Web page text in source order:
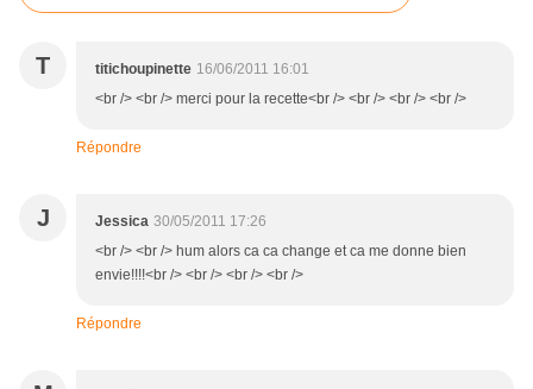
T titichoupinette 16/06/2011 16:01
<br /> <br /> merci pour la recette<br /> <br /> <br /> <br />
Répondre
J Jessica 30/05/2011 17:26
<br /> <br /> hum alors ca ca change et ca me donne bien
envie!!!!<br /> <br /> <br /> <br />
Répondre